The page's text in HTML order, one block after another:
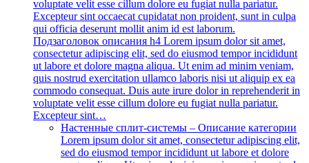
voluptate velit esse cillum dolore eu fugiat nulla pariatur.
Excepteur sint occaecat cupidatat non proident, sunt in culpa
qui officia deserunt mollit anim id est laborum.
Подзаголовок описания h4 Lorem ipsum dolor sit amet,
consectetur adipiscing elit, sed do eiusmod tempor incididunt
ut labore et dolore magna aliqua. Ut enim ad minim veniam,
quis nostrud exercitation ullamco laboris nisi ut aliquip ex ea
commodo consequat. Duis aute irure dolor in reprehenderit in
voluptate velit esse cillum dolore eu fugiat nulla pariatur.
Excepteur sint…
Настенные сплит-системы – Описание категории
Lorem ipsum dolor sit amet, consectetur adipiscing elit,
sed do eiusmod tempor incididunt ut labore et dolore